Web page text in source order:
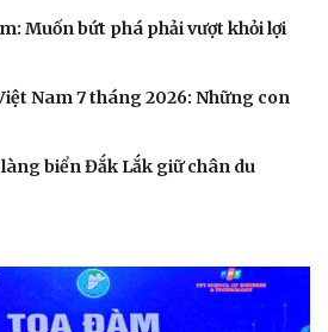
Muốn bứt phá phải vượt khỏi lợi
Nam 7 tháng 2026: Những con
biển Đắk Lắk giữ chân du